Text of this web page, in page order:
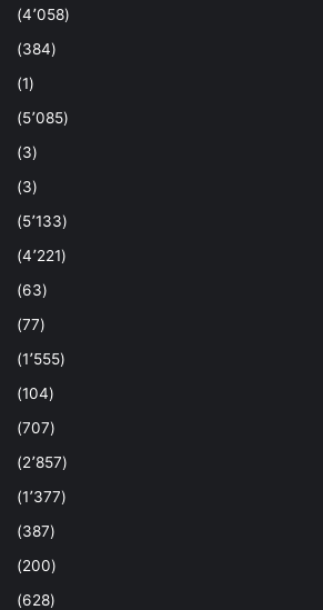
(4٬058)
(384)
(1)
(5٬085)
(3)
(3)
(5٬133)
(4٬221)
(63)
(77)
(1٬555)
(104)
(707)
(2٬857)
(1٬377)
(387)
(200)
(628)